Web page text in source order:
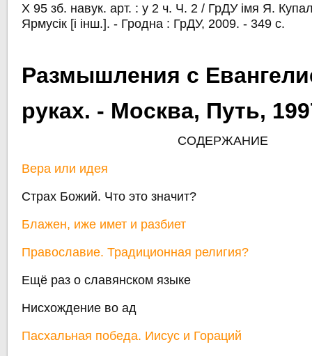
Х 95 зб. навук. арт. : у 2 ч. Ч. 2 / ГрДУ імя Я.
Ярмусік [і інш.]. - Гродна : ГрДУ, 2009. - 349 с.
Размышления с
руках. - Москва, Путь,
СОДЕРЖАНИЕ
Вера или идея
Страх Божий. Что это значит?
Блажен, иже имет и разбиет
Православие. Традиционная религия?
Ещё раз о славянском языке
Нисхождение во ад
Пасхальная победа. Иисус и Гораций